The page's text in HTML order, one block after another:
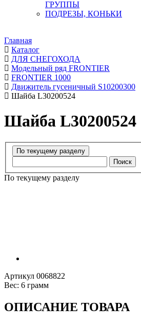
ГРУППЫ
ПОДРЕЗЫ, КОНЬКИ
Главная
Каталог
ДЛЯ СНЕГОХОДА
Модельный ряд FRONTIER
FRONTIER 1000
Движитель гусеничный S10200300
Шайба L30200524
Шайба L30200524
Поиск
По текущему разделу
Артикул 0068822
Вес: 6 грамм
ОПИСАНИЕ ТОВАРА